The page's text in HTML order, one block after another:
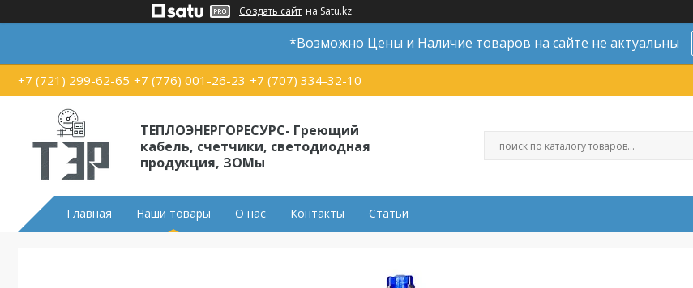
Создать сайт на Satu.kz
*Возможно Цены и Наличие товаров на сайте не актуальны
+7 (721) 299-62-65 +7 (776) 001-26-23 +7 (707) 334-32-10
ТЕПЛОЭНЕРГОРЕСУРС- Греющий
кабель, счетчики, светодиодная
продукция, ЗОМы
Главная Наши товары О нас Контакты Статьи